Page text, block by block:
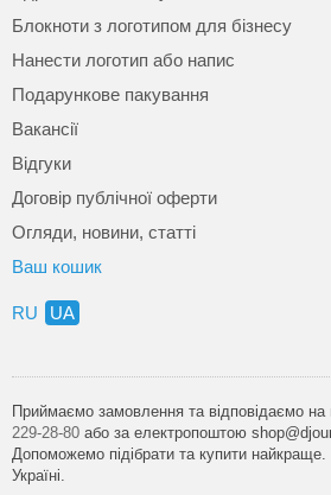
Блокноти з логотипом для бізнесу
Нанести логотип або напис
Подарункове пакування
Вакансії
Відгуки
Договір публічної оферти
Огляди, новини, статті
Ваш кошик
RU UA
Приймаємо замовлення та відповідаємо
229-28-80 або за електропоштою
Допоможемо підібрати та купити
Україні.